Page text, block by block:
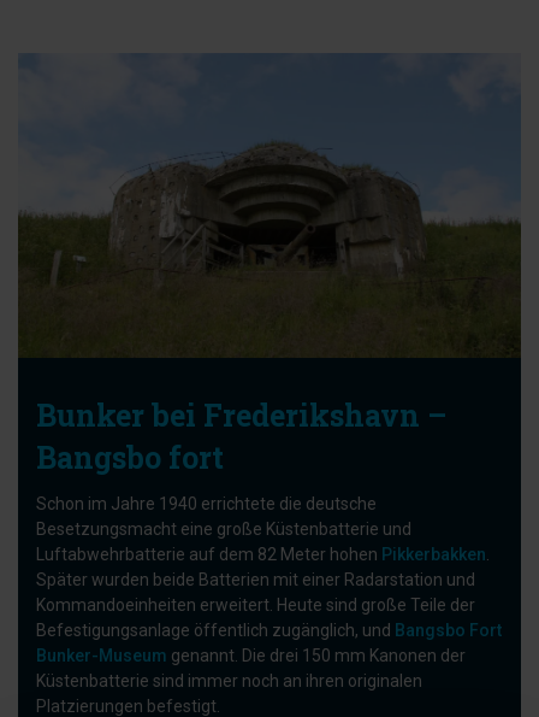
Bunker bei Frederikshavn –
Bangsbo fort
Schon im Jahre 1940 errichtete die deutsche
Besetzungsmacht eine große Küstenbatterie und
Luftabwehrbatterie auf dem 82 Meter hohen Pikkerbakken
Später wurden beide Batterien mit einer Radarstation und
Kommandoeinheiten erweitert. Heute sind große Teile der
Befestigungsanlage öffentlich zugänglich, und Bangsbo Fort
Bunker-Museum genannt. Die drei 150 mm Kanonen der
Küstenbatterie sind immer noch an ihren originalen
Platzierungen befestigt.